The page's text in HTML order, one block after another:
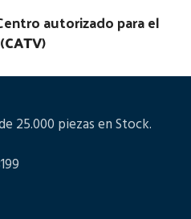
autorizado para el
CATV)
25.000 piezas en Stock.